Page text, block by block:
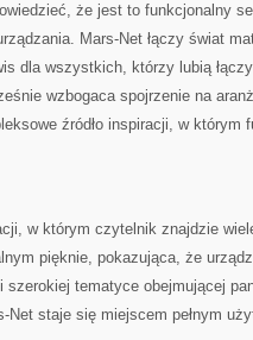
że jest to funkcjonalny
Mars-Net łączy świat
dla wszystkich, którzy lubią
wzbogaca spojrzenie na
źródło inspiracji, w którym
w którym czytelnik znajdzie
pięknie, pokazująca, że
szerokiej tematyce obejmującej
Net staje się miejscem pełnym